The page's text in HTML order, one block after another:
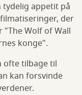
appetit på
der
Wolf of Wall
konge".
ofte tilbage til
kan forsvinde